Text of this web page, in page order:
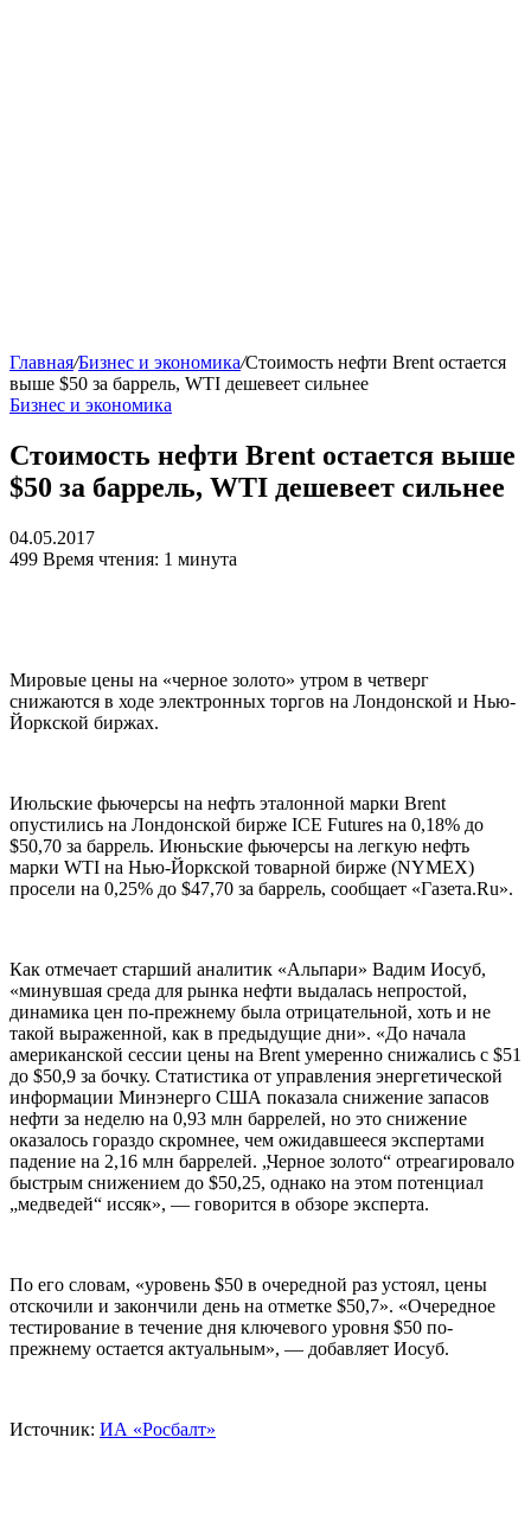
Главная/Бизнес и экономика/Стоимость нефти Brent остается
выше $50 за баррель, WTI дешевеет сильнее
Бизнес и экономика
Стоимость нефти Brent остается выше
$50 за баррель, WTI дешевеет сильнее
04.05.2017
499 Время чтения: 1 минута
Мировые цены на «черное золото» утром в четверг
снижаются в ходе электронных торгов на Лондонской и Нью-
Йоркской биржах.
Июльские фьючерсы на нефть эталонной марки Brent
опустились на Лондонской бирже ICE Futures на 0,18% до
$50,70 за баррель. Июньские фьючерсы на легкую нефть
марки WTI на Нью-Йоркской товарной бирже (NYMEX)
просели на 0,25% до $47,70 за баррель, сообщает «Газета.Ru».
Как отмечает старший аналитик «Альпари» Вадим Иосуб,
«минувшая среда для рынка нефти выдалась непростой,
динамика цен по-прежнему была отрицательной, хоть и не
такой выраженной, как в предыдущие дни». «До начала
американской сессии цены на Brent умеренно снижались с $51
до $50,9 за бочку. Статистика от управления энергетической
информации Минэнерго США показала снижение запасов
нефти за неделю на 0,93 млн баррелей, но это снижение
оказалось гораздо скромнее, чем ожидавшееся экспертами
падение на 2,16 млн баррелей. „Черное золото“ отреагировало
быстрым снижением до $50,25, однако на этом потенциал
„медведей“ иссяк», — говорится в обзоре эксперта.
По его словам, «уровень $50 в очередной раз устоял, цены
отскочили и закончили день на отметке $50,7». «Очередное
тестирование в течение дня ключевого уровня $50 по-
прежнему остается актуальным», — добавляет Иосуб.
Источник: ИА «Росбалт»